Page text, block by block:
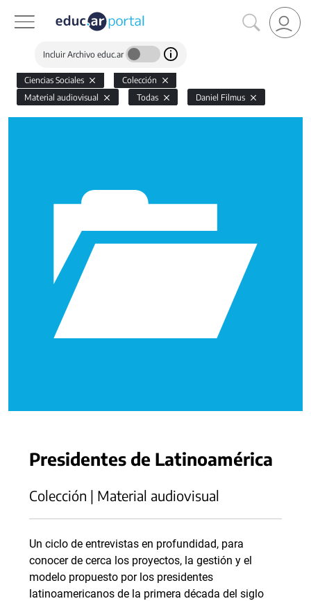
Incluir Archivo educ.ar
Ciencias Sociales
Colección
Material audiovisual
Todas Daniel Filmus
Presidentes de Latinoamérica
Colección | Material audiovisual
Un ciclo de entrevistas en profundidad, para
conocer de cerca los proyectos, la gestión y el
modelo propuesto por los presidentes
latinoamericanos de la primera década del siglo